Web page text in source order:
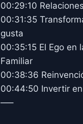
00:29:10
00:31:35
gusta
00:35:15 El Ego en
Familiar
00:38:36
00:44:50 Invertir
—–